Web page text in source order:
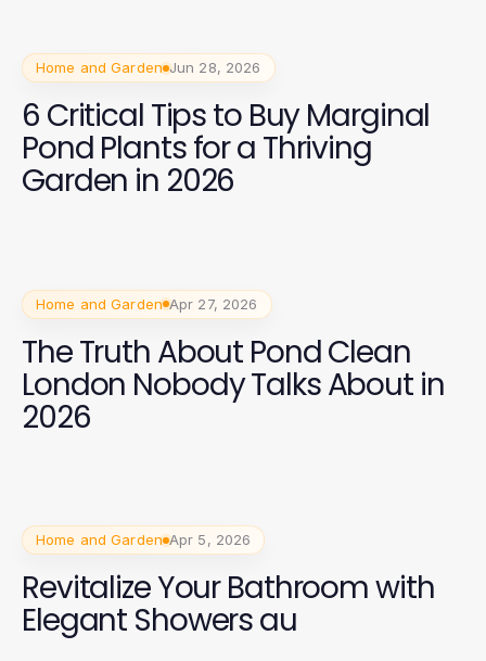
Home and Garden Jun 28, 2026
6 Critical Tips to Buy Marginal
Pond Plants for a Thriving
Garden in 2026
Home and Garden Apr 27, 2026
The Truth About Pond Clean
London Nobody Talks About in
2026
Home and Garden Apr 5, 2026
Revitalize Your Bathroom with
Elegant Showers au